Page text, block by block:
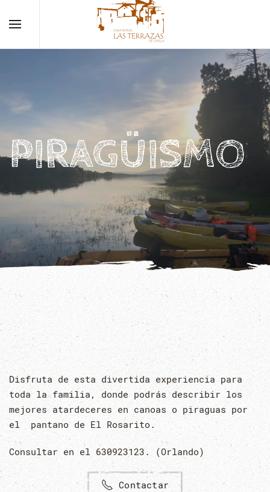
PIRAGÜISMO
Disfruta de esta divertida experiencia para
toda la familia, donde podrás describir los
mejores atardeceres en canoas o piraguas por
el pantano de El Rosarito.
Consultar en el 630923123. (Orlando)
Contactar